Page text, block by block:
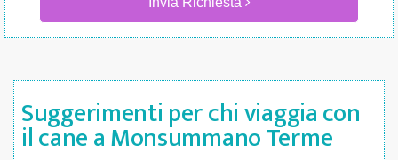
Suggerimenti per chi viaggia con
il cane a Monsummano Terme